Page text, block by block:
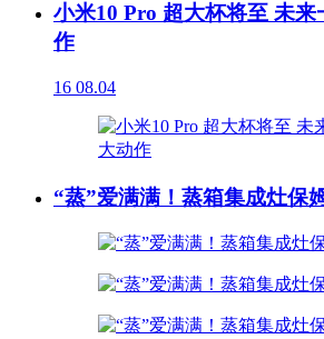
小米10 Pro 超大杯将至 未
作
16 08.04
“蒸”爱满满！蒸箱集成灶保